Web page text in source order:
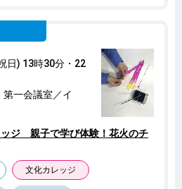
日) 13時30分・22
一会議室／イ
ッジ 親子で学び体験！花火のチ
文化カレッジ